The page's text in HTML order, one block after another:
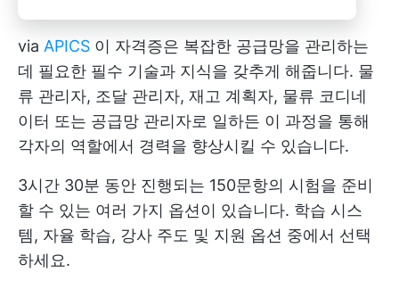
via APICS 이 자격증은 복잡한 공급망을 관리하는
데 필요한 필수 기술과 지식을 갖추게 해줍니다. 물
류 관리자, 조달 관리자, 재고 계획자, 물류 코디네
이터 또는 공급망 관리자로 일하든 이 과정을 통해
각자의 역할에서 경력을 향상시킬 수 있습니다.
3시간 30분 동안 진행되는 150문항의 시험을 준비
할 수 있는 여러 가지 옵션이 있습니다. 학습 시스
템, 자율 학습, 강사 주도 및 지원 옵션 중에서 선택
하세요.